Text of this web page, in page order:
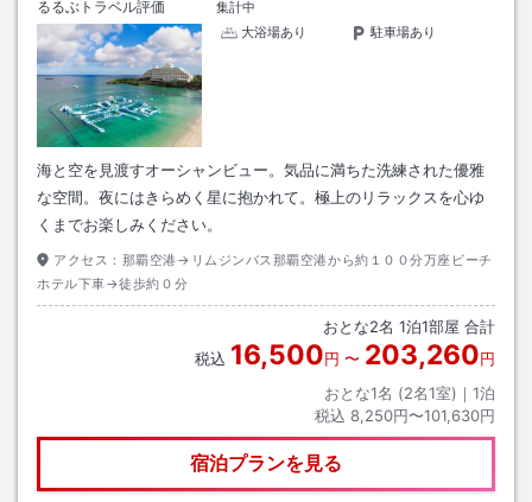
るるぶトラベル評価
集計中
大浴場あり
駐車場あり
海と空を見渡すオーシャンビュー。気品に満ちた洗練された優雅
な空間。夜にはきらめく星に抱かれて。極上のリラックスを心ゆ
くまでお楽しみください。
アクセス： 那覇空港→リムジンバス那覇空港から約１００分万座ビーチ
ホテル下車→徒歩約０分
おとな2名 1泊1部屋 合計
税込 16,500円 〜 203,260円
おとな1名 (2名1室)｜ 1泊
税込 8,250円〜101,630円
宿泊プランを見る